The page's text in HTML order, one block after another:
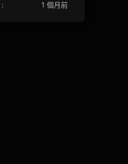
1 個月前